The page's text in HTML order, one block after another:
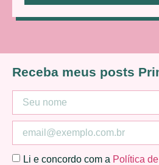
Receba meus posts
Li e concordo com a Política